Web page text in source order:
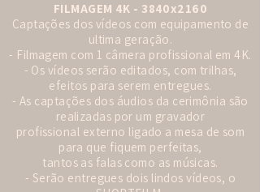
FILMAGEM 4K - 3840x2160
Captações dos vídeos com equipamento de
ultima geração.
- Filmagem com 1 câmera profissional em 4K.
- Os vídeos serão editados, com trilhas,
efeitos para serem entregues.
- As captações dos áudios da cerimônia são
realizadas por um gravador
profissional externo ligado a mesa de som
para que fiquem perfeitas,
tantos as falas como as músicas.
- Serão entregues dois lindos vídeos, o